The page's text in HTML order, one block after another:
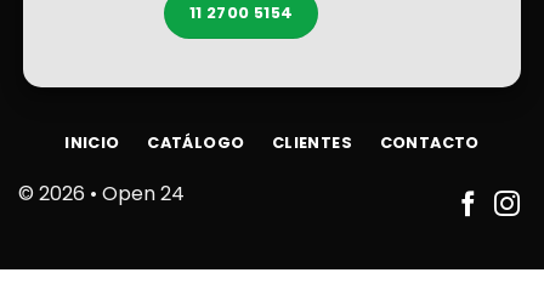
11 2700 5154
© 2026 • Open 24
INICIO CATÁLOGO CLIENTES CONTACTO